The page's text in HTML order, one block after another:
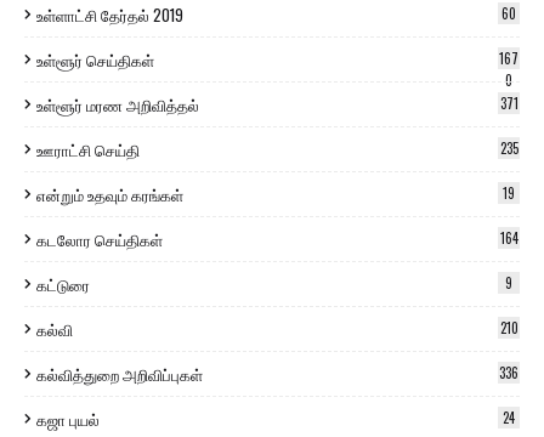
உள்ளாட்சி தேர்தல் 2019 60
உள்ளூர் செய்திகள்
167
0
உள்ளூர் மரண அறிவித்தல் 371
ஊராட்சி செய்தி 235
என்றும் உதவும் கரங்கள் 19
கடலோர செய்திகள் 164
கட்டுரை 9
கல்வி 210
கல்வித்துறை அறிவிப்புகள் 336
கஜா புயல் 24